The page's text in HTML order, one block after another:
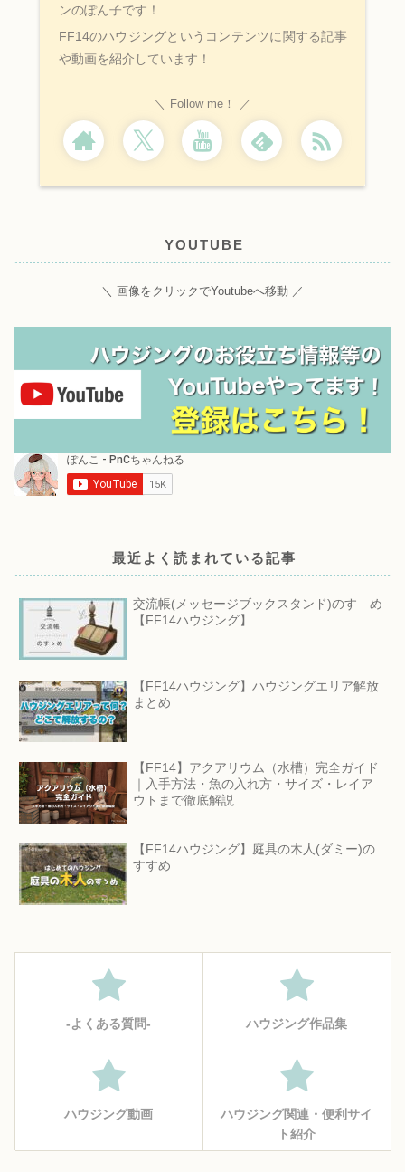
ンのぽん子です！
FF14のハウジングというコンテンツに関する記事
や動画を紹介しています！
Follow me！
YOUTUBE
＼ 画像をクリックでYoutubeへ移動 ／
最近よく読まれている記事
交流帳(メッセージブックスタンド)のすゝめ
【FF14ハウジング】
【FF14ハウジング】ハウジングエリア解放
まとめ
【FF14】アクアリウム（水槽）完全ガイド
｜入手方法・魚の入れ方・サイズ・レイア
ウトまで徹底解説
【FF14ハウジング】庭具の木人(ダミー)の
すすめ
‐よくある質問‐ ハウジング作品集
ハウジング動画
ハウジング関連・便利サイ
ト紹介